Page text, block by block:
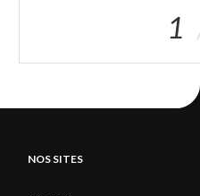
1
NOS SITES